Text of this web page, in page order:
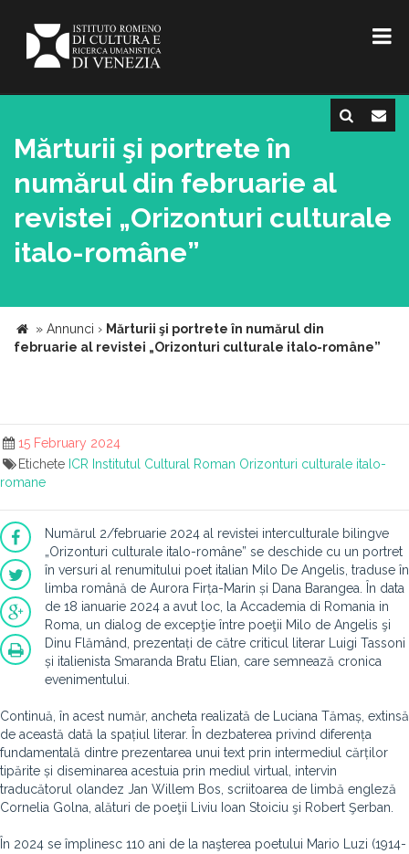
Mărturii şi portrete în
numărul din februarie al
revistei „Orizonturi culturale
italo-române”
» Annunci › Mărturii şi portrete în numărul din
februarie al revistei „Orizonturi culturale italo-române”
15 February 2024
Etichete ICR Institutul Cultural Roman Orizonturi culturale italo-
romane
Numărul 2/februarie 2024 al revistei interculturale bilingve
„Orizonturi culturale italo-române” se deschide cu un portret
în versuri al renumitului poet italian Milo De Angelis, traduse în
limba română de Aurora Firța-Marin și Dana Barangea.
În data
de 18 ianuarie 2024 a avut loc, la Accademia di Romania in
Roma, un dialog de excepţie între poeţii Milo de Angelis şi
Dinu Flămând, prezentați de către criticul literar Luigi Tassoni
și italienista Smaranda Bratu Elian, care semnează cronica
evenimentului.
Continuă, în acest număr, ancheta realizată de Luciana Tămaș, extinsă
de această dată la spațiul literar. În dezbaterea privind diferența
fundamentală dintre prezentarea unui text prin intermediul cărților
tipărite și diseminarea acestuia prin mediul virtual, intervin
traducătorul olandez Jan Willem Bos, scriitoarea de limbă engleză
Cornelia Golna, alături de poeţii Liviu Ioan Stoiciu şi Robert Şerban.
În 2024 se împlinesc 110 ani de la naşterea poetului Mario Luzi (1914-